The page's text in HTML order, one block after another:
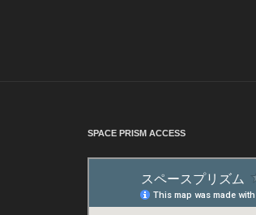
SPACE PRISM ACCESS